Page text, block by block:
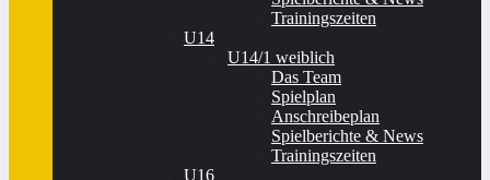
Trainingszeiten
U14
U14/1 weiblich
Das Team
Spielplan
Anschreibeplan
Spielberichte & News
Trainingszeiten
U16